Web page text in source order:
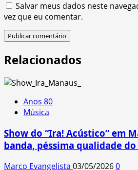
Salvar meus dados neste
vez que eu comentar.
Relacionados
Anos 80
Música
Show do “Ira! Acústico” em
banda, péssima qualidade do
Marco Evangelista 03/05/20260